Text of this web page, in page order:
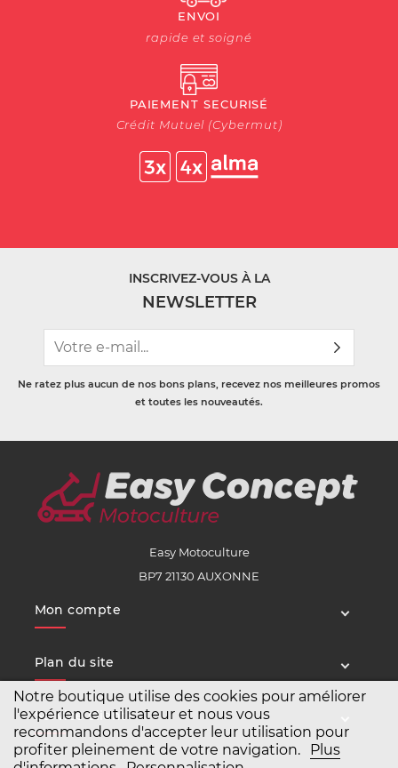
Notre boutique utilise des cookies pour améliorer
l'expérience utilisateur et nous vous
recommandons d'accepter leur utilisation pour
profiter pleinement de votre navigation.
Plus
ENVOI
rapide et soigné
PAIEMENT SECURISÉ
Crédit Mutuel (Cybermut)
INSCRIVEZ-VOUS À LA
NEWSLETTER
Ne ratez plus aucun de nos bons plans, recevez nos meilleures promos
et toutes les nouveautés.
Easy Motoculture
BP7 21130 AUXONNE
Mon compte
Plan du site
Service client